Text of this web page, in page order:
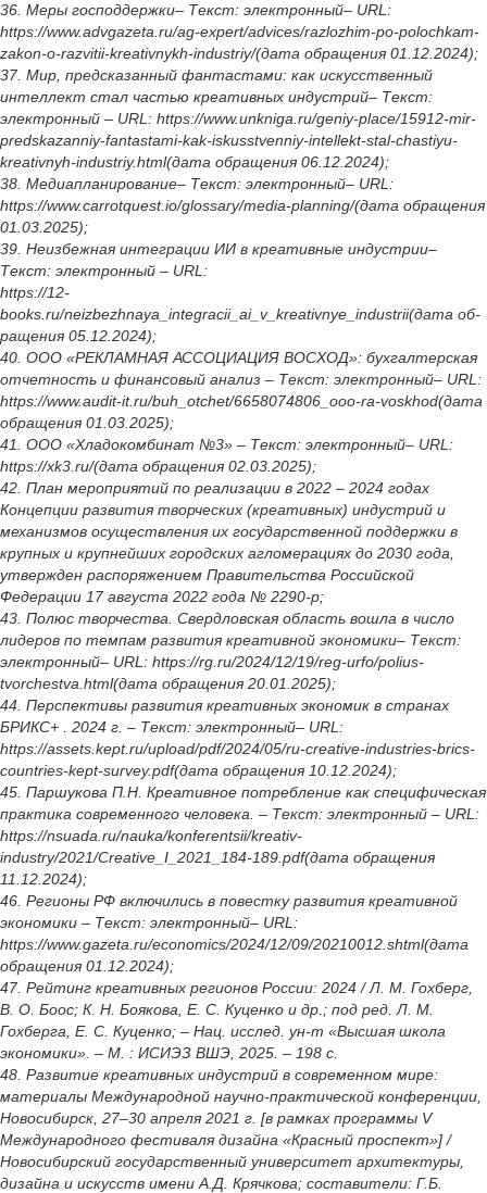
36. Меры господдержки– Текст: электронный– URL:
https://www.advgazeta.ru/ag-expert/advices/razlozhim-po-polochkam-
zakon-o-razvitii-kreativnykh-industriy/(дата обращения 01.12.2024);
37. Мир, предсказанный фантастами: как искусственный
интеллект стал частью креативных индустрий– Текст:
электронный – URL: https://www.unkniga.ru/geniy-place/15912-mir-
predskazanniy-fantastami-kak-iskusstvenniy-intellekt-stal-chastiyu-
kreativnyh-industriy.html(дата обращения 06.12.2024);
38. Медиапланирование– Текст: электронный– URL:
https://www.carrotquest.io/glossary/media-planning/(дата обращения
01.03.2025);
39. Неизбежная интеграции ИИ в креативные индустрии–
Текст: электронный – URL:
https://12-
books.ru/neizbezhnaya_integracii_ai_v_kreativnye_industrii(дата об-
ращения 05.12.2024);
40. ООО «РЕКЛАМНАЯ АССОЦИАЦИЯ ВОСХОД»: бухгалтерская
отчетность и финансовый анализ – Текст: электронный– URL:
https://www.audit-it.ru/buh_otchet/6658074806_ooo-ra-voskhod(дата
обращения 01.03.2025);
41. ООО «Хладокомбинат №3» – Текст: электронный– URL:
https://xk3.ru/(дата обращения 02.03.2025);
42. План мероприятий по реализации в 2022 – 2024 годах
Концепции развития творческих (креативных) индустрий и
механизмов осуществления их государственной поддержки в
крупных и крупнейших городских агломерациях до 2030 года,
утвержден распоряжением Правительства Российской
Федерации 17 августа 2022 года № 2290-р;
43. Полюс творчества. Свердловская область вошла в число
лидеров по темпам развития креативной экономики– Текст:
электронный– URL: https://rg.ru/2024/12/19/reg-urfo/polius-
tvorchestva.html(дата обращения 20.01.2025);
44. Перспективы развития креативных экономик в странах
БРИКС+ . 2024 г. – Текст: электронный– URL:
https://assets.kept.ru/upload/pdf/2024/05/ru-creative-industries-brics-
countries-kept-survey.pdf(дата обращения 10.12.2024);
45. Паршукова П.Н. Креативное потребление как специфическая
практика современного человека. – Текст: электронный – URL:
https://nsuada.ru/nauka/konferentsii/kreativ-
industry/2021/Creative_I_2021_184-189.pdf(дата обращения
11.12.2024);
46. Регионы РФ включились в повестку развития креативной
экономики – Текст: электронный– URL:
https://www.gazeta.ru/economics/2024/12/09/20210012.shtml(дата
обращения 01.12.2024);
47. Рейтинг креативных регионов России: 2024 / Л. М. Гохберг,
В. О. Боос; К. Н. Боякова, Е. С. Куценко и др.; под ред. Л. М.
Гохберга, Е. С. Куценко; – Нац. исслед. ун-т «Высшая школа
экономики». – М. : ИСИЭЗ ВШЭ, 2025. – 198 с.
48. Развитие креативных индустрий в современном мире:
материалы Международной научно-практической конференции,
Новосибирск, 27–30 апреля 2021 г. [в рамках программы V
Международного фестиваля дизайна «Красный проспект»] /
Новосибирский государственный университет архитектуры,
дизайна и искусств имени А.Д. Крячкова; составители: Г.Б.